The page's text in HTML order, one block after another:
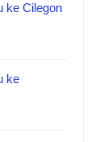
ke Cilegon
ke